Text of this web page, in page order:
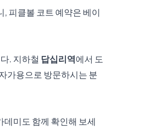
피클볼 코트 예약은 베이
. 지하철 답십리역에서 도
가용으로 방문하시는 분
데미 도 함께 확인해 보세